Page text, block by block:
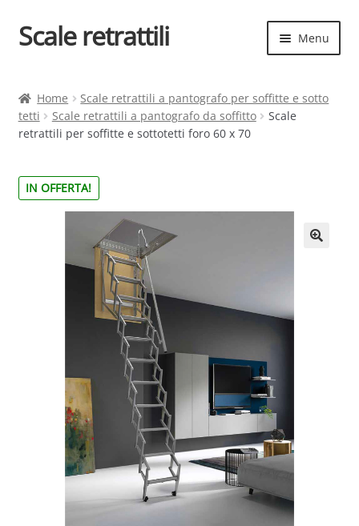
Vai
alla
Vai
al
Scale retrattili Menu
il
Contatti
Elenco scale
menu
Scelta rapida
Home
Scale retrattili a pantografo per soffitte e sotto
tetti
Scale retrattili a pantografo da soffitto
Scale
retrattili per soffitte e sottotetti foro 60 x 70
IN OFFERTA!